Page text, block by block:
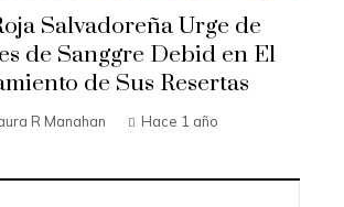
Salvadoreña Urge de
de Sanggre Debid en El
de Sus Resertas
R Manahan Hace 1 año